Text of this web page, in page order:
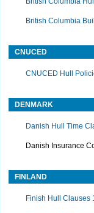
British Columbia
CNUCED
CNUCED Hull
DENMARK
Danish Hull Time
Danish Insurance
FINLAND
Finish Hull Clauses